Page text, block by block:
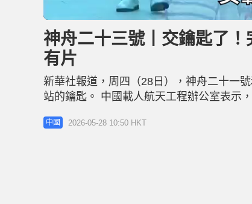
n
u
e
o
d
e
d
8
%
神舟二十三號丨交鑰匙了！
有片
新華社報道，周四（28日），神舟二十一
站的鑰匙。 中國載人航天工程辦公室表示
日乘坐神舟二十二號載人飛船返回東風著
的各項準備。 神23乘組已進駐 香港載荷
中國 2026-05-28 10:50 HKT